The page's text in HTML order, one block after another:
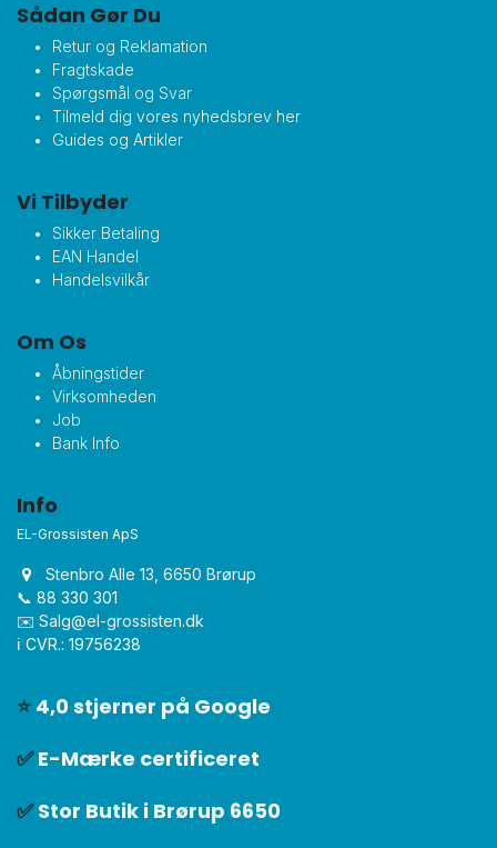
Sådan Gør Du
Retur og Reklamation
Fragtskade
Spørgsmål og Svar
Tilmeld dig vores nyhedsbrev her
Guides og Artikler
Vi Tilbyder
Sikker Betaling
EAN Handel
Handelsvilkår
Om Os
Åbningstider
Virksomheden
Job
Bank Info
Info
EL-Grossisten ApS
Stenbro Alle 13, 6650 Brørup
📞 88 330 301
✉️ Salg@el-grossisten.dk​
ℹ️ CVR.: 19756238
✅Stor Butik i Brørup 6650
⭐ 4,0 stjerner på Google
✅E-Mærke certificeret